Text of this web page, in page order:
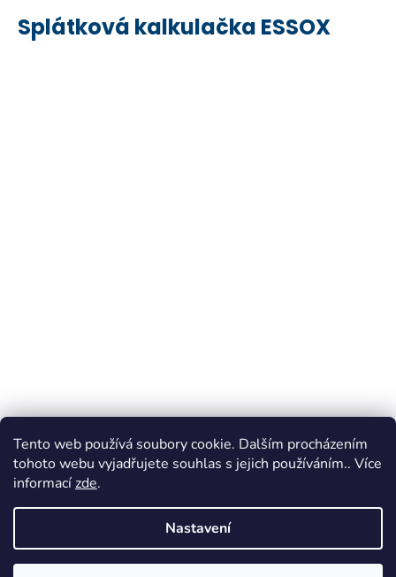
Tento web používá soubory cookie. Dalším procházením
tohoto webu vyjadřujete souhlas s jejich používáním.. Více
informacízde.
Nastavení
Splátková kalkulačka ESSOX